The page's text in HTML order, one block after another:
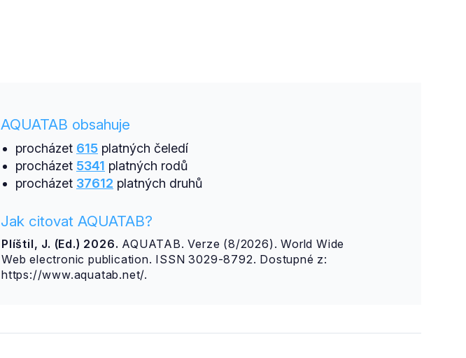
AQUATAB obsahuje
procházet 615platných čeledí
procházet 5341 platných rodů
procházet 37612 platných druhů
Jak citovat AQUATAB?
Plíštil, J. (Ed.) 2026. AQUATAB. Verze (8/2026). World Wide
Web electronic publication. ISSN 3029-8792. Dostupné z:
https://www.aquatab.net/.